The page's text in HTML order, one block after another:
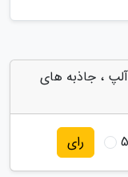
، جاذبه های
5 رای